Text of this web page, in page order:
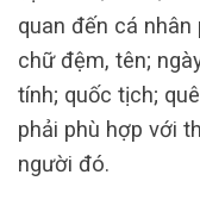
quan đến cá nhân
chữ đệm, tên;
tính; quốc tịch;
phải phù hợp với
người đó.